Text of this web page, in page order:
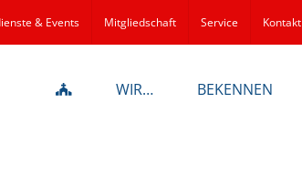
& Events Mitgliedschaft Service Kontakt
WIR… BEKENNEN